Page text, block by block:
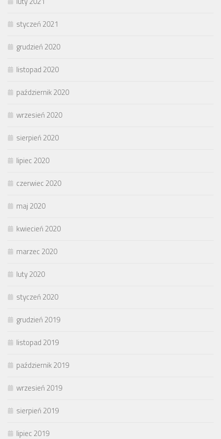
styczeń 2021
grudzień 2020
listopad 2020
październik 2020
wrzesień 2020
sierpień 2020
lipiec 2020
czerwiec 2020
maj 2020
kwiecień 2020
marzec 2020
luty 2020
styczeń 2020
grudzień 2019
listopad 2019
październik 2019
wrzesień 2019
sierpień 2019
lipiec 2019